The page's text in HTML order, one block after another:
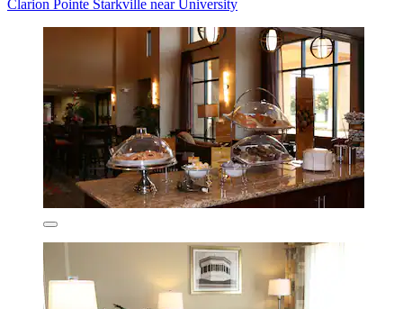
Clarion Pointe Starkville near University